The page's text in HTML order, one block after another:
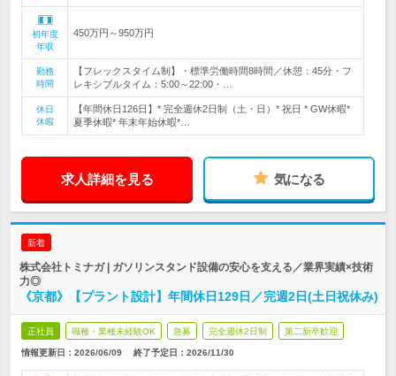
初年度
年収
450万円～950万円
勤務
時間
【フレックスタイム制】・標準労働時間8時間／休憩：45分・フ
レキシブルタイム：5:00～22:00・…
休日
休暇
【年間休日126日】* 完全週休2日制（土・日）* 祝日 * GW休暇*
夏季休暇* 年末年始休暇*…
求人詳細を見る 気になる
新着
株式会社トミナガ | ガソリンスタンド設備の安心を支える／業界実績×技術
力◎
《京都》【プラント設計】年間休日129日／完週2日(土日祝休み)
正社員 職種・業種未経験OK 急募 完全週休2日制 第二新卒歓迎
情報更新日：2026/06/09 終了予定日： 2026/11/30